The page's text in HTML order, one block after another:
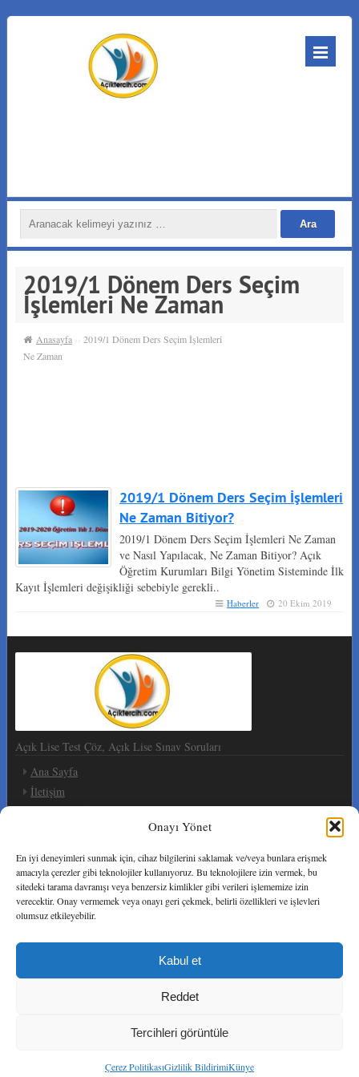
Onayı Yönet
En iyi deneyimleri sunmak için, cihaz bilgilerini saklamak ve/veya bunlara erişmek
amacıyla çerezler gibi teknolojiler kullanıyoruz. Bu teknolojilere izin vermek, bu
sitedeki tarama davranışı veya benzersiz kimlikler gibi verileri işlememize izin
verecektir. Onay vermemek veya onayı geri çekmek, belirli özellikleri ve işlevleri
olumsuz etkileyebilir.
Kabul et
Reddet
Tercihleri görüntüle
Çerez PolitikasıGizlilik BildirimiKünye
2019/1 Dönem Ders Seçim
İşlemleri Ne Zaman
Anasayfa ›› 2019/1 Dönem Ders Seçim İşlemleri
Ne Zaman
2019/1 Dönem Ders Seçim İşlemleri
Ne Zaman Bitiyor?
2019/1 Dönem Ders Seçim İşlemleri Ne Zaman
ve Nasıl Yapılacak, Ne Zaman Bitiyor? Açık
Öğretim Kurumları Bilgi Yönetim Sisteminde İlk
Kayıt İşlemleri değişikliği sebebiyle gerekli..
Haberler 20 Ekim 2019
Açık Lise Test Çöz, Açık Lise Sınav Soruları
Ana Sayfa
İletişim
Giriş Yap / Üye Ol
Sosyal Ağlar
Sitemizde yayınlanan Açık Öğretim Liseleri Sınav sorularının
yayın izni telif ücreti ödenerek alınmıştır.